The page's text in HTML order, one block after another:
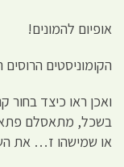
אופיום להמונים!
הקומוניסטים
ואכן ראו כיצד בחור
בשכל, מתאסלם
או שמישהו ז… את